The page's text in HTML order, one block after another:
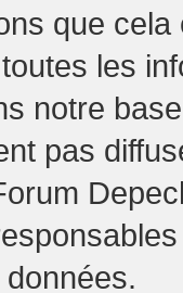
que cela
les
notre
pas